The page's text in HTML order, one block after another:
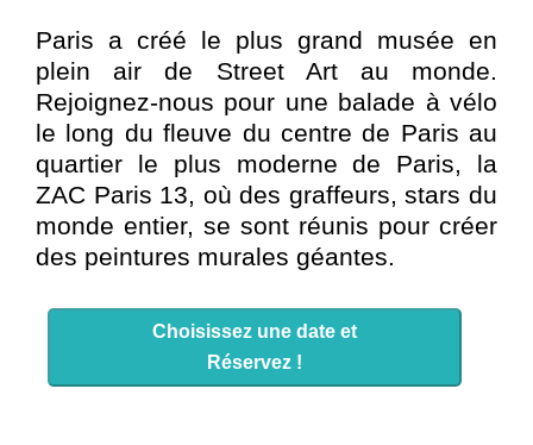
Paris a créé le plus grand musée en
plein air de Street Art au monde.
Rejoignez-nous pour une balade à vélo
le long du fleuve du centre de Paris au
quartier le plus moderne de Paris, la
ZAC Paris 13, où des graffeurs, stars du
monde entier, se sont réunis pour créer
des peintures murales géantes.
Choisissez une date et
Réservez !